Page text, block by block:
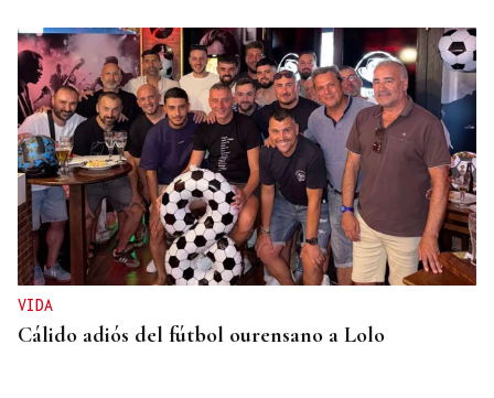
VIDA
Cálido adiós del fútbol ourensano a Lolo